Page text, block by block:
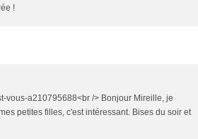
!
vous-a210795688<br /> Bonjour Mireille, je
petites filles, c'est intéressant. Bises du soir et